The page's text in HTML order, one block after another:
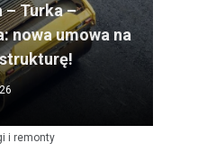
– Turka –
nowa umowa na
i remonty